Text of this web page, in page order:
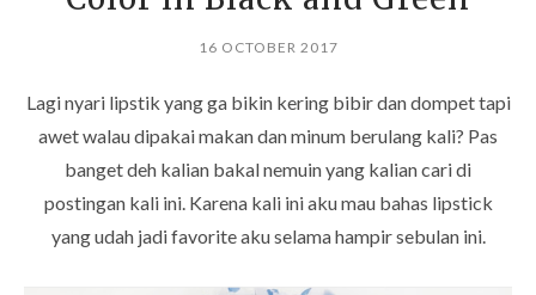
16 OCTOBER 2017
Lagi nyari lipstik yang ga bikin kering bibir dan dompet tapi
awet walau dipakai makan dan minum berulang kali? Pas
banget deh kalian bakal nemuin yang kalian cari di
postingan kali ini. Karena kali ini aku mau bahas lipstick
yang udah jadi favorite aku selama hampir sebulan ini.